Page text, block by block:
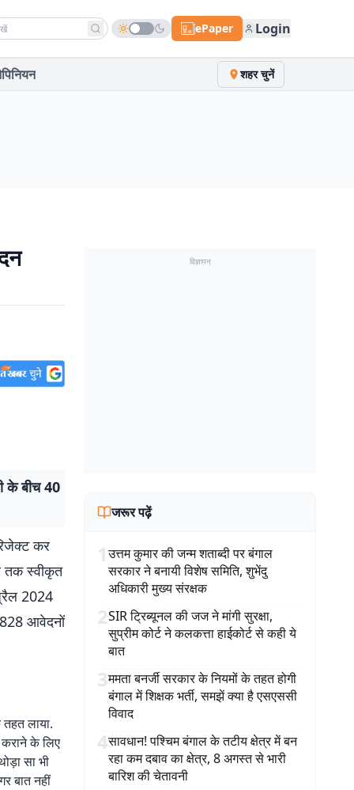
news ePaper Login
शहर चुनें
के बीच 40
कर
तक स्वीकृत
2024
आवेदनों
लाया.
के लिए
सा भी
बात नहीं
विज्ञापन
जरूर पढ़ें
1उत्तम कुमार की जन्म शताब्दी पर बंगाल
सरकार ने बनायी विशेष समिति, शुभेंदु
अधिकारी मुख्य संरक्षक
2SIR ट्रिब्यूनल की जज ने मांगी सुरक्षा,
सुप्रीम कोर्ट ने कलकत्ता हाईकोर्ट से कही ये
बात
3ममता बनर्जी सरकार के नियमों के तहत होगी
बंगाल में शिक्षक भर्ती, समझें क्या है एसएससी
विवाद
4सावधान! पश्चिम बंगाल के तटीय क्षेत्र में बन
रहा कम दबाव का क्षेत्र, 8 अगस्त से भारी
बारिश की चेतावनी